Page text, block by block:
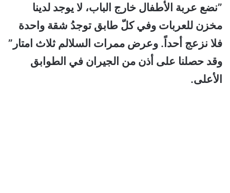
”نضع عربة الأطفال خارج الباب، لا يوجد لدينا
مخزن للعربات وفي كلّ طابق توجدُ شقة واحدة
فلا نزعج أحداً. وعرض ممرات السلالم ثلاث امتار”
وقد حصلنا على أذن من الجيران في الطوابق
الأعلى.